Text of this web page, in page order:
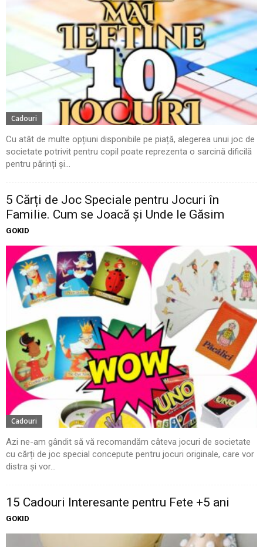
Cadouri
Cu atât de multe opțiuni disponibile pe piață, alegerea unui joc de
societate potrivit pentru copil poate reprezenta o sarcină dificilă
pentru părinți și...
5 Cărți de Joc Speciale pentru Jocuri în
Familie. Cum se Joacă și Unde le Găsim
GOKID
Cadouri
Azi ne-am gândit să vă recomandăm câteva jocuri de societate
cu cărți de joc special concepute pentru jocuri originale, care vor
distra și vor...
15 Cadouri Interesante pentru Fete +5 ani
GOKID